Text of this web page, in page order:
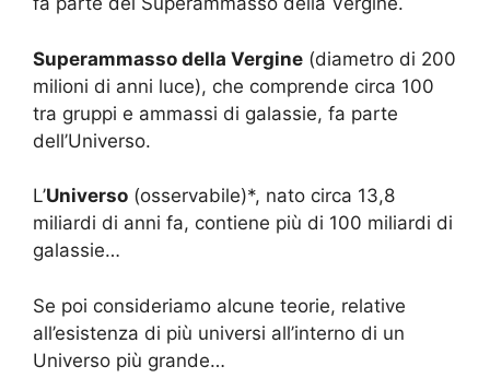
Superammasso della Vergine (diametro di 200
milioni di anni luce), che comprende circa 100
tra gruppi e ammassi di galassie, fa parte
dell’Universo.
L’Universo (osservabile)*, nato circa 13,8
miliardi di anni fa, contiene più di 100 miliardi di
galassie…
Se poi consideriamo alcune teorie, relative
all’esistenza di più universi all’interno di un
Universo più grande…